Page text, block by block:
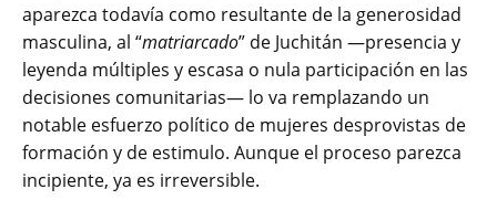
aparezca todavía como resultante de la generosidad
masculina, al “matriarcado” de Juchitán ―presencia y
leyenda múltiples y escasa o nula participación en las
decisiones comunitarias― lo va remplazando un
notable esfuerzo político de mujeres desprovistas de
formación y de estimulo. Aunque el proceso parezca
incipiente, ya es irreversible.